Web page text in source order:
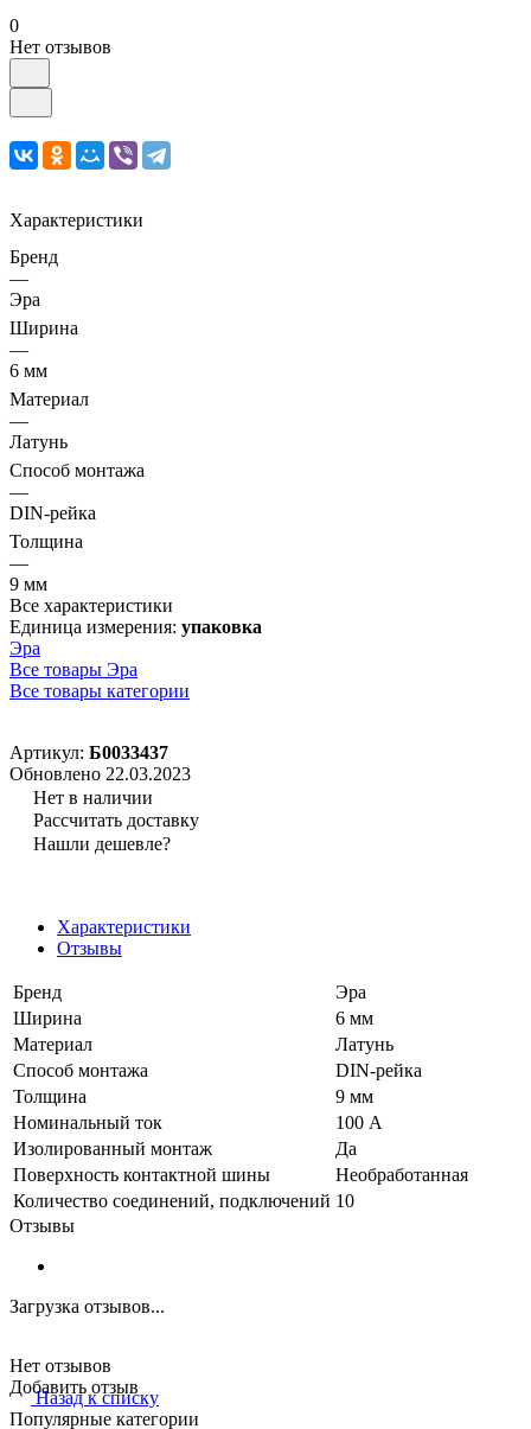
0
Нет отзывов
Характеристики
Бренд
—
Эра
Ширина
—
6 мм
Материал
—
Латунь
Способ монтажа
—
DIN-рейка
Толщина
—
9 мм
Все характеристики
Единица измерения: упаковка
Эра
Все товары Эра
Все товары категории
Артикул: Б0033437
Обновлено 22.03.2023
Нет в наличии
Рассчитать доставку
Нашли дешевле?
Характеристики
Отзывы
Бренд
Эра
Ширина
6 мм
Материал
Латунь
Способ монтажа
DIN-рейка
Толщина
9 мм
Номинальный ток
100 А
Изолированный монтаж
Да
Поверхность контактной шины
Необработанная
Количество соединений, подключений 10
Отзывы
Загрузка отзывов...
Нет отзывов
Добавить отзыв
Назад к списку
Популярные категории